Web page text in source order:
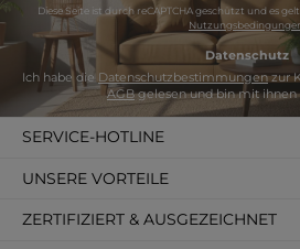
Diese Seite ist durch reCAPTCHA geschützt und es
Datenschutz
Ich habe die Datenschutzbestimmungenzur
AGBgelesen und bin mit ihnen
SERVICE-HOTLINE
ZERTIFIZIERT & AUSGEZEICHNET
UNSERE VORTEILE